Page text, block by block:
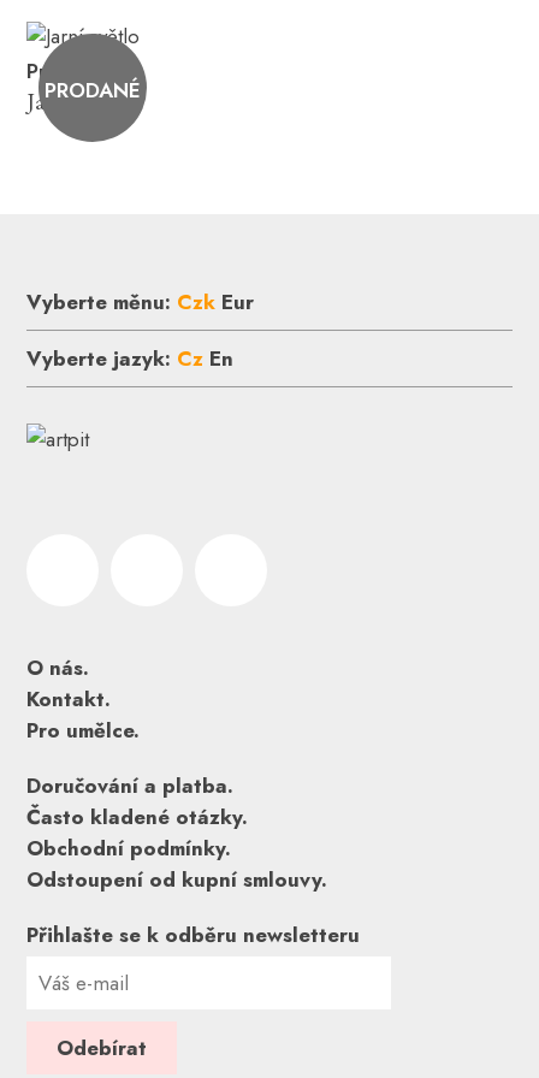
PRODANÉ
Pure Beauty
Jarní světlo
Vyberte měnu: Czk Eur
Vyberte jazyk: Cz En
O nás.
Kontakt.
Pro umělce.
Doručování a platba.
Často kladené otázky.
Obchodní podmínky.
Odstoupení od kupní smlouvy.
Přihlašte se k odběru newsletteru